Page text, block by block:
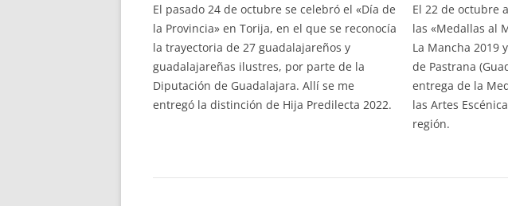
El pasado 24 de octubre se celebró el «Día de
la Provincia» en Torija, en el que se reconocía
la trayectoria de 27 guadalajareños y
guadalajareñas ilustres, por parte de la
Diputación de Guadalajara. Allí se me
entregó la distinción de Hija Predilecta 2022.
El 22 de octubre
las «Medallas al
La Mancha 2019
de Pastrana
entrega de la
las Artes
región.